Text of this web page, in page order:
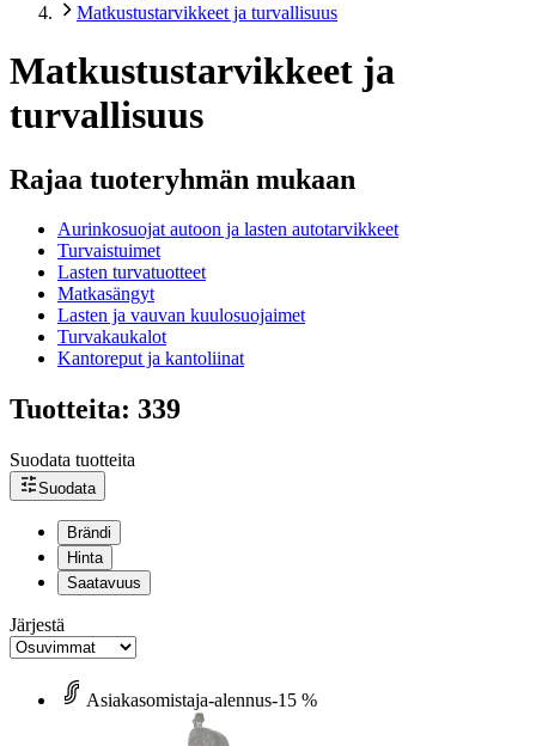
Matkustustarvikkeet ja turvallisuus
Matkustustarvikkeet ja
turvallisuus
Rajaa tuoteryhmän mukaan
Aurinkosuojat autoon ja lasten autotarvikkeet
Turvaistuimet
Lasten turvatuotteet
Matkasängyt
Lasten ja vauvan kuulosuojaimet
Turvakaukalot
Kantoreput ja kantoliinat
Tuotteita: 339
Suodata tuotteita
Suodata
Brändi
Hinta
Saatavuus
Järjestä
Asiakasomistaja-alennus-15 %